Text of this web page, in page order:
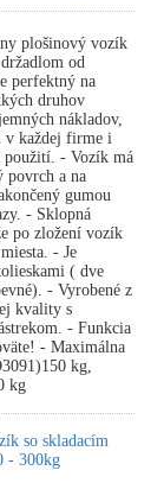
plošinový vozík
od
perfektný na
druhov
nákladov,
v každej firme i
použití. - Vozík má
povrch a na
gumou
- Sklopná
po zložení vozík
- Je
( dve
- Vyrobené z
kvality s
- Funkcia
- Maximálna
kg,
kg
so skladacím
- 300kg